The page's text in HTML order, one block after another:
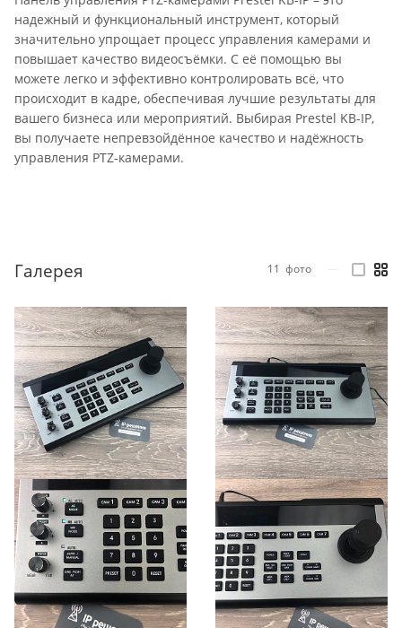
надежный и функциональный инструмент, который
значительно упрощает процесс управления камерами и
повышает качество видеосъёмки. С её помощью вы
можете легко и эффективно контролировать всё, что
происходит в кадре, обеспечивая лучшие результаты для
вашего бизнеса или мероприятий. Выбирая Prestel KB-IP,
вы получаете непревзойдённое качество и надёжность
управления PTZ-камерами.
Галерея 11 фото